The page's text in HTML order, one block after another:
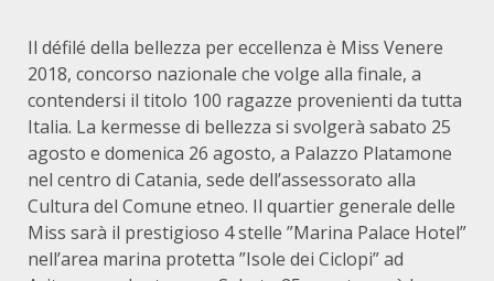
Il défilé della bellezza per eccellenza è Miss Venere
2018, concorso nazionale che volge alla finale, a
contendersi il titolo 100 ragazze provenienti da tutta
Italia. La kermesse di bellezza si svolgerà sabato 25
agosto e domenica 26 agosto, a Palazzo Platamone
nel centro di Catania, sede dell’assessorato alla
Cultura del Comune etneo. Il quartier generale delle
Miss sarà il prestigioso 4 stelle ”Marina Palace Hotel”
nell’area marina protetta ”Isole dei Ciclopi” ad